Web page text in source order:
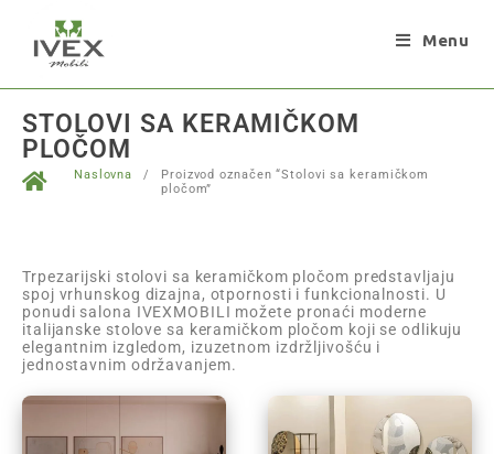
Menu
STOLOVI SA KERAMIČKOM
PLOČOM
Naslovna /
Proizvod označen “Stolovi sa keramičkom
pločom”
Trpezarijski stolovi sa keramičkom pločom predstavljaju
spoj vrhunskog dizajna, otpornosti i funkcionalnosti. U
ponudi salona IVEXMOBILI možete pronaći moderne
italijanske stolove sa keramičkom pločom koji se odlikuju
elegantnim izgledom, izuzetnom izdržljivošću i
jednostavnim održavanjem.